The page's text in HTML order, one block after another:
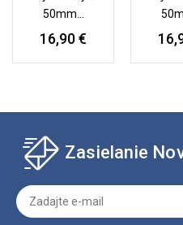
50mm...
16,90 €
Zasielanie